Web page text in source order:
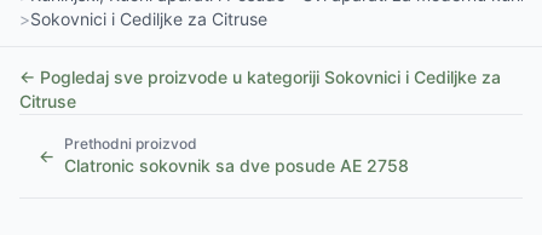
>Sokovnici i Cediljke za Citruse
← Pogledaj sve proizvode u kategoriji Sokovnici i Cediljke za
Citruse
←
Prethodni proizvod
Clatronic sokovnik sa dve posude AE 2758